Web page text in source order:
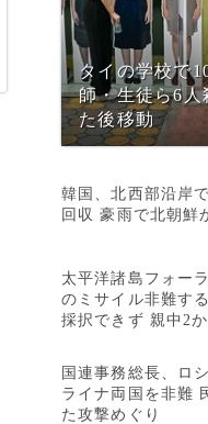
タイの学校で
師・生徒ら6人
た後移動
韓国、北西部沿岸
回収 豪雨で北朝鮮
太平洋諸島フォー
のミサイル非難す
採択できず 親中2
国連事務総長、ロ
ライナ両国を非難
た攻撃めぐり